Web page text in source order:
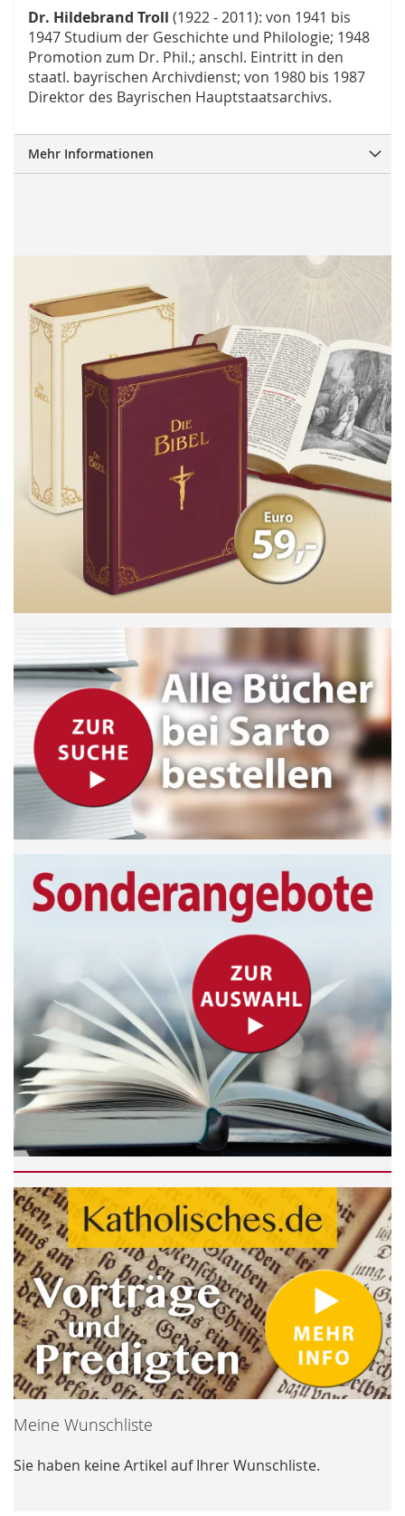
Dr. Hildebrand Troll (1922 - 2011): von 1941 bis
1947 Studium der Geschichte und Philologie; 1948
Promotion zum Dr. Phil.; anschl. Eintritt in den
staatl. bayrischen Archivdienst; von 1980 bis 1987
Direktor des Bayrischen Hauptstaatsarchivs.
Mehr Informationen
Meine Wunschliste
Sie haben keine Artikel auf Ihrer Wunschliste.